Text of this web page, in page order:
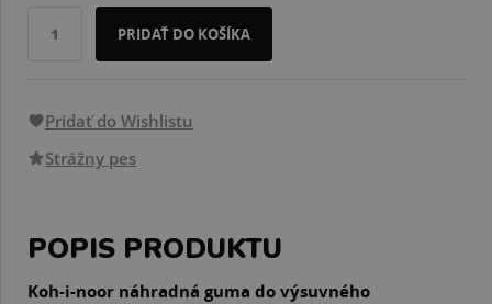
PRIDAŤ DO KOŠÍKA
Pridať do Wishlistu
Strážny pes
POPIS PRODUKTU
Koh-i-noor náhradná guma do výsuvného